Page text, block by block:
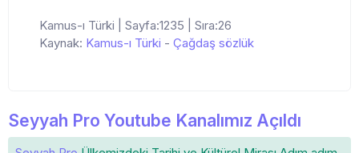
Kamus-ı Türki | Sayfa:1235 | Sıra:26
Kaynak: Kamus-ı Türki - Çağdaş sözlük
Seyyah Pro Youtube Kanalımız Açıldı